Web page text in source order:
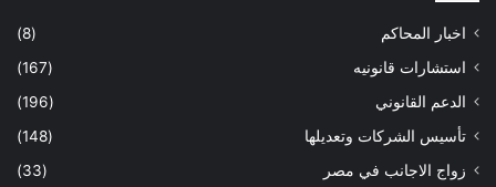
اخبار المحاكم
(8)
استشارات قانونيه
(167)
الدعم القانوني
(196)
تأسيس الشركات وتعديلها
(148)
زواج الاجانب في مصر
(33)